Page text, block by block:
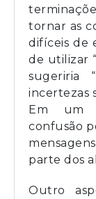
tornar as
difíceis de
de utilizar
sugeriria
incertezas
Em um
confusão
parte dos
Outro